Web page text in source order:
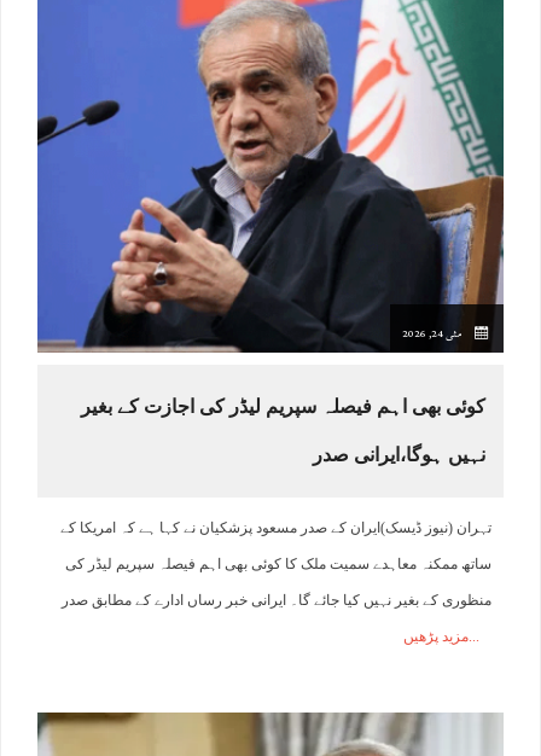
مئی 24, 2026
کوئی بھی اہم فیصلہ سپریم لیڈر کی اجازت کے بغیر
نہیں ہوگا،ایرانی صدر
تہران (نیوز ڈیسک)ایران کے صدر مسعود پزشکیان نے کہا ہے کہ امریکا کے
ساتھ ممکنہ معاہدے سمیت ملک کا کوئی بھی اہم فیصلہ سپریم لیڈر کی
منظوری کے بغیر نہیں کیا جائے گا۔ ایرانی خبر رساں ادارے کے مطابق صدر
مزید پڑھیں